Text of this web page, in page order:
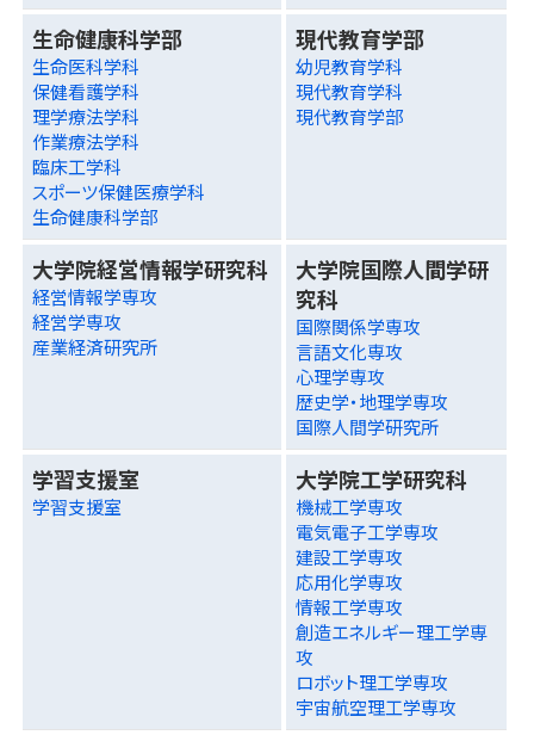
生命健康科学部
生命医科学科
保健看護学科
理学療法学科
作業療法学科
臨床工学科
スポーツ保健医療学科
生命健康科学部
現代教育学部
幼児教育学科
現代教育学科
現代教育学部
大学院経営情報学研究科
経営情報学専攻
経営学専攻
産業経済研究所
大学院国際人間学研
究科
国際関係学専攻
言語文化専攻
心理学専攻
歴史学・地理学専攻
国際人間学研究所
学習支援室
学習支援室
大学院工学研究科
機械工学専攻
電気電子工学専攻
建設工学専攻
応用化学専攻
情報工学専攻
創造エネルギー理工学専
攻
ロボット理工学専攻
宇宙航空理工学専攻